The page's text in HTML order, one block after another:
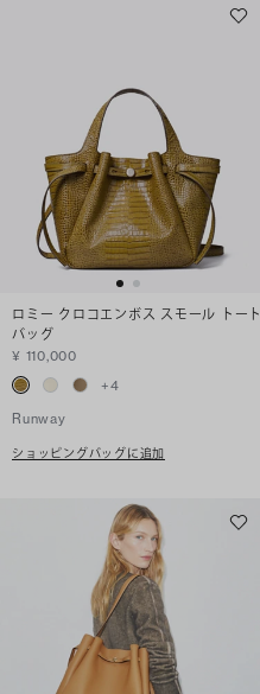
ロミー クロコエンボス スモール トート
バッグ
¥ 110,000
+4
Runway
ショッピングバッグに追加